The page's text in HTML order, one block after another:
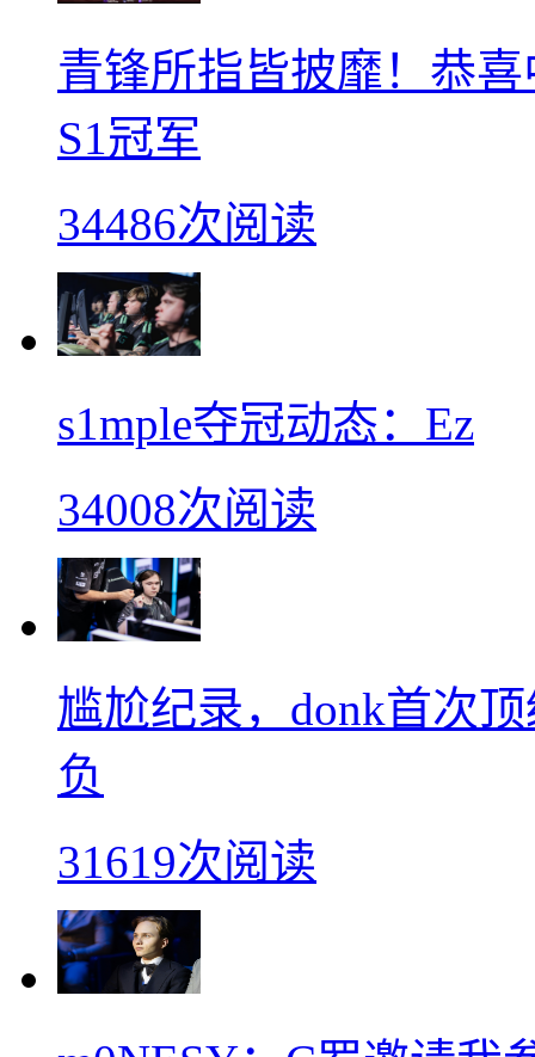
青锋所指皆披靡！恭
S1冠军
34486次阅读
s1mple夺冠动态：Ez
34008次阅读
尴尬纪录，donk首次
负
31619次阅读